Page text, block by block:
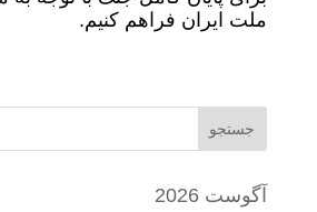
ملت ایران فراهم کنیم.
جستجو
آگوست 2026